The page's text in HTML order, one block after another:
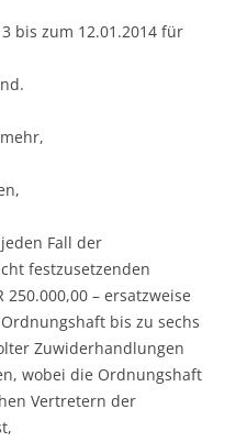
bis zum 12.01.2014 für
Fall der
festzusetzenden
– ersatzweise
bis zu sechs
Zuwiderhandlungen
wobei die Ordnungshaft
Vertretern der